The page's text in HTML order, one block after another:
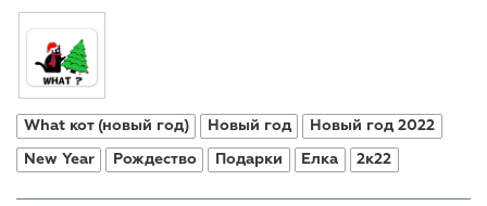
What кот (новый год) Новый год Новый год 2022
New Year Рождество Подарки Елка 2к22